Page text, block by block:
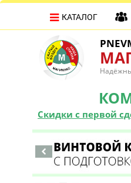
Скидки с первой
КАТАЛОГ